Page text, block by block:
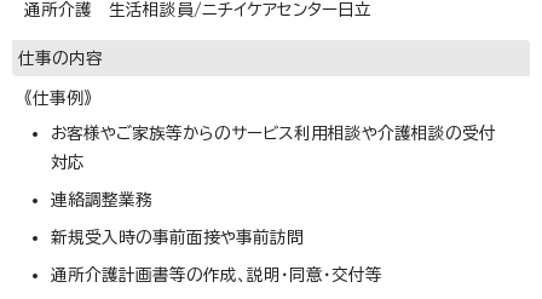
通所介護 生活相談員/ニチイケアセンター日立
仕事の内容
《仕事例》
お客様やご家族等からのサービス利用相談や介護相談の受付
対応
連絡調整業務
新規受入時の事前面接や事前訪問
通所介護計画書等の作成、説明・同意・交付等